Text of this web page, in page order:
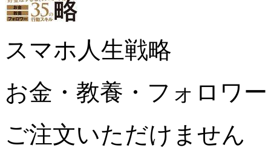
スマホ人生戦略
お金・教養・フォロワ
ご注文いただけません